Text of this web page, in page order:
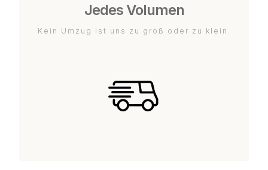
Jedes Volumen
Kein Umzug ist uns zu groß oder zu klein.